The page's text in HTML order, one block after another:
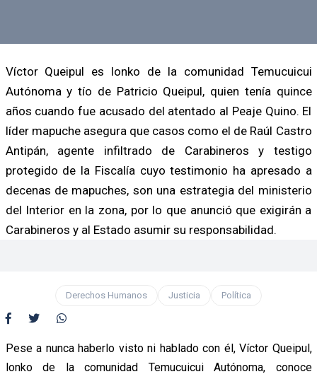
Víctor Queipul es lonko de la comunidad Temucuicui
Autónoma y tío de Patricio Queipul, quien tenía quince
años cuando fue acusado del atentado al Peaje Quino. El
líder mapuche asegura que casos como el de Raúl Castro
Antipán, agente infiltrado de Carabineros y testigo
protegido de la Fiscalía cuyo testimonio ha apresado a
decenas de mapuches, son una estrategia del ministerio
del Interior en la zona, por lo que anunció que exigirán a
Carabineros y al Estado asumir su responsabilidad.
Derechos Humanos Justicia Política
Pese a nunca haberlo visto ni hablado con él, Víctor Queipul,
lonko de la comunidad Temucuicui Autónoma, conoce